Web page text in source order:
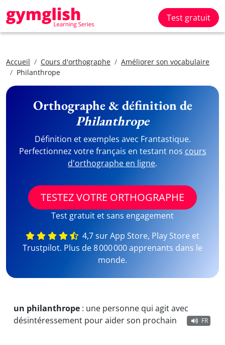
Test gratuit
Accueil Cours d'orthographe
Améliorer son vocabulaire
Philanthrope
Orthographe & définition de
Philanthrope
Définition et exemples avec Frantastique.
Perfectionnez votre français en testant nos cours
d'orthographe en ligne.
TESTEZ VOTRE ORTHOGRAPHE
Test gratuit et sans engagement
4,7 sur App Store, Play Store et
Trustpilot. Plus de 8 000 000 apprenants dans le
monde.
un philanthrope : une personne qui agit avec
désintéressement pour aider son prochain
FR